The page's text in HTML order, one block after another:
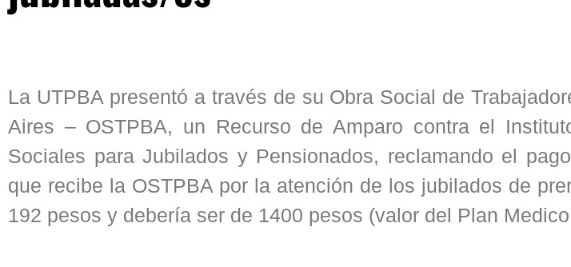
La UTPBA presentó a través de su Obra Social de
Aires – OSTPBA, un Recurso de Amparo contra el
Sociales para Jubilados y Pensionados, reclamando el
que recibe la OSTPBA por la atención de los jubilados de
192 pesos y debería ser de 1400 pesos (valor del Plan